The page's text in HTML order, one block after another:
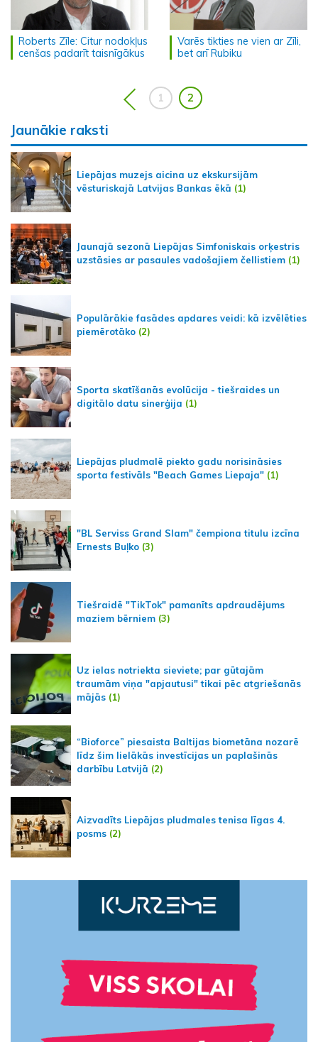
Roberts Zīle: Citur nodokļus
cenšas padarīt taisnīgākus
Varēs tikties ne vien ar Zīli,
bet arī Rubiku
1 2
Jaunākie raksti
Liepājas muzejs aicina uz ekskursijām
vēsturiskajā Latvijas Bankas ēkā (1)
Jaunajā sezonā Liepājas Simfoniskais orķestris
uzstāsies ar pasaules vadošajiem čellistiem (1)
Populārākie fasādes apdares veidi: kā izvēlēties
piemērotāko (2)
Sporta skatīšanās evolūcija - tiešraides un
digitālo datu sinerģija (1)
Liepājas pludmalē piekto gadu norisināsies
sporta festivāls "Beach Games Liepaja" (1)
"BL Serviss Grand Slam" čempiona titulu izcīna
Ernests Buļko (3)
Tiešraidē "TikTok" pamanīts apdraudējums
maziem bērniem (3)
Uz ielas notriekta sieviete; par gūtajām
traumām viņa "apjautusi" tikai pēc atgriešanās
mājās (1)
“Bioforce” piesaista Baltijas biometāna nozarē
līdz šim lielākās investīcijas un paplašinās
darbību Latvijā (2)
Aizvadīts Liepājas pludmales tenisa līgas 4.
posms (2)